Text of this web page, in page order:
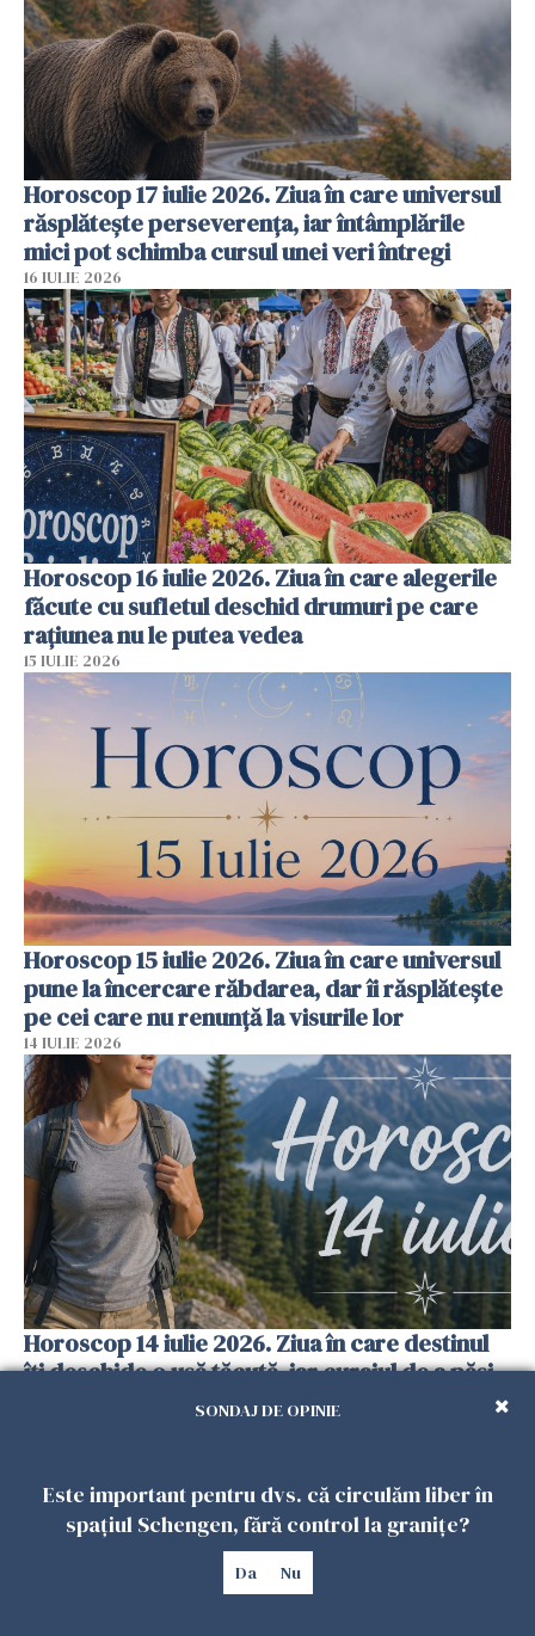
Horoscop 17 iulie 2026. Ziua în care universul
răsplătește perseverența, iar întâmplările
mici pot schimba cursul unei veri întregi
16 IULIE 2026
Horoscop 16 iulie 2026. Ziua în care alegerile
făcute cu sufletul deschid drumuri pe care
rațiunea nu le putea vedea
15 IULIE 2026
Horoscop 15 iulie 2026. Ziua în care universul
pune la încercare răbdarea, dar îi răsplătește
pe cei care nu renunță la visurile lor
14 IULIE 2026
Horoscop 14 iulie 2026. Ziua în care destinul
îți deschide o ușă tăcută, iar curajul de a păși
înainte face toată diferența
SONDAJ DE OPINIE
Este important pentru dvs. că circulăm liber în
spațiul Schengen, fără control la granițe?
Da Nu